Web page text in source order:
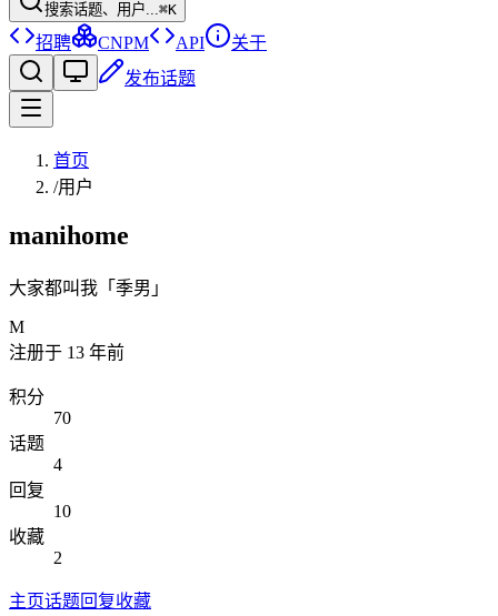
搜索话题、用户...⌘K
招聘 CNPM API
关于
发布话题
首页
/用户
manihome
大家都叫我「季男」
M
注册于 13 年前
积分
70
话题
4
回复
10
收藏
2
主页话题回复收藏